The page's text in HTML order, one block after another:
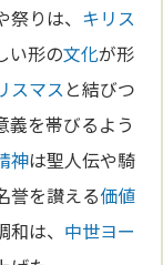
祭りは、 キリス
い形の文化が形
スマス と結びつ
義を帯びるよう
神は聖人伝や騎
誉を讃える価値
和は、 中世ヨー